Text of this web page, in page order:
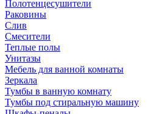
Полотенцесушители
Раковины
Слив
Смесители
Теплые полы
Унитазы
Мебель для ванной комнаты
Зеркала
Тумбы в ванную комнату
Тумбы под стиральную машину